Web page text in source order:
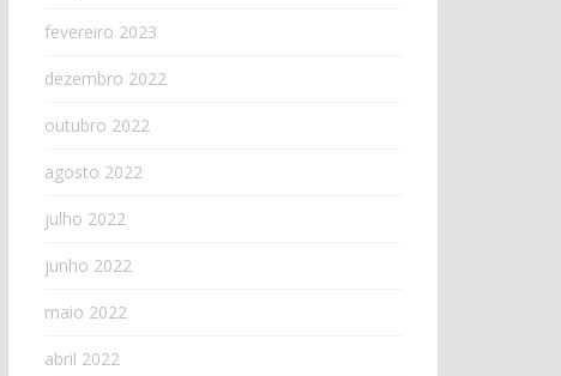
fevereiro 2023
dezembro 2022
outubro 2022
agosto 2022
julho 2022
junho 2022
maio 2022
abril 2022